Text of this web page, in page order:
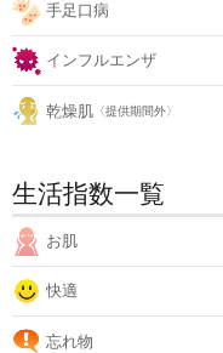
手足口病
インフルエンザ
乾燥肌 〈提供期間外〉
生活指数一覧
お肌
快適
忘れ物